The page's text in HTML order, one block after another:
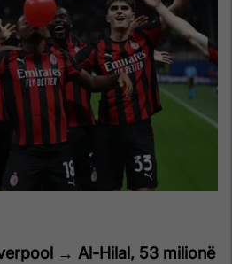
→ Al-Hilal, 53 milionë